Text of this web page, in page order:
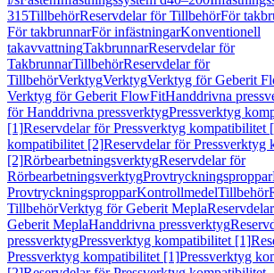
315TillbehörReservdelar för TillbehörFör
För takbrunnarFör infästningarKonventionell
takavvattningTakbrunnarReservdelar för
TakbrunnarTillbehörReservdelar för
TillbehörVerktygVerktygVerktyg för Geberit
Verktyg för Geberit FlowFitHanddrivna
för Handdrivna pressverktygPressverktyg
[1]Reservdelar för Pressverktyg kompatibilitet
kompatibilitet [2]Reservdelar för Pressverktyg
[2]RörbearbetningsverktygReservdelar för
RörbearbetningsverktygProvtryckningsproppar
ProvtryckningspropparKontrollmedelTillbehör
TillbehörVerktyg för Geberit Mepla
Geberit MeplaHanddrivna pressverktyg
pressverktygPressverktyg kompatibilitet [1]
Pressverktyg kompatibilitet [1]Pressverktyg